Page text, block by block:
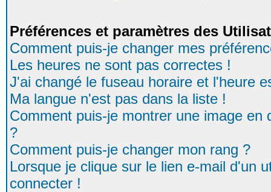
Préférences et paramètres des
Comment puis-je changer mes
Les heures ne sont pas correctes !
J'ai changé le fuseau horaire et l'heure
Ma langue n'est pas dans la liste !
Comment puis-je montrer une image
?
Comment puis-je changer mon rang ?
Lorsque je clique sur le lien e-mail d'un
connecter !